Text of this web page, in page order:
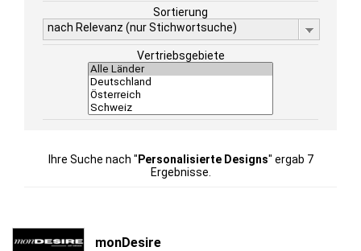
Sortierung
nach Relevanz (nur Stichwortsuche)
Vertriebsgebiete
Ihre Suche nach " Personalisierte Designs" ergab 7
Ergebnisse.
monDesire